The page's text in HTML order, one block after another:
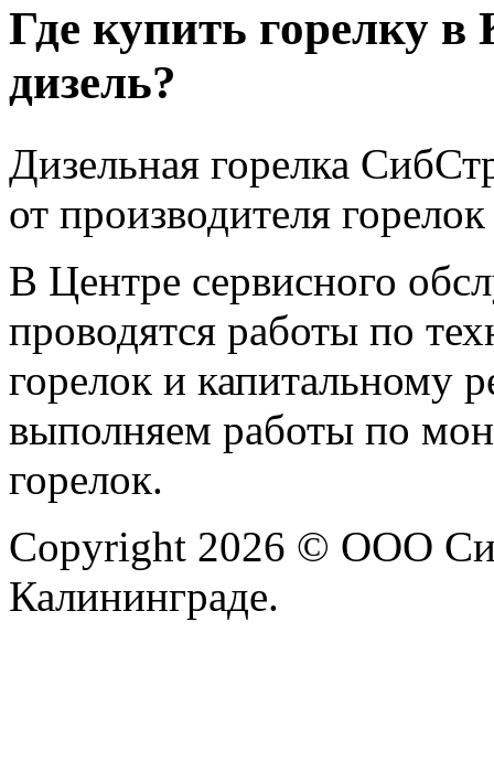
Где купить горелку
дизель?
Дизельная горелка
от производителя
В Центре сервисного
проводятся работы по
горелок и капитальному
выполняем работы по
горелок.
Copyright 2026 © ООО
Калининграде.